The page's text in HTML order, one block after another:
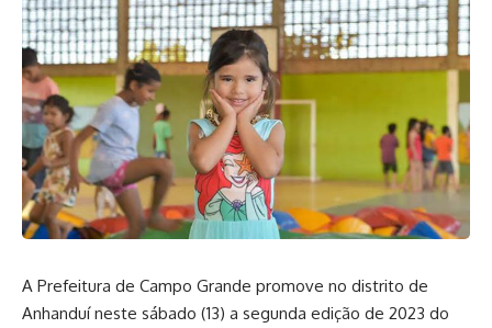
A Prefeitura de Campo Grande promove no distrito de
Anhanduí neste sábado (13) a segunda edição de 2023 do